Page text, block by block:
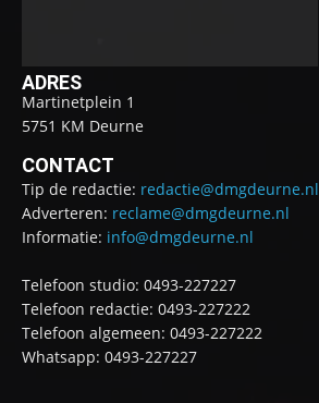
ADRES
Martinetplein 1
5751 KM Deurne
CONTACT
Tip de redactie: redactie@dmgdeurne.nl
Adverteren: reclame@dmgdeurne.nl
Informatie: info@dmgdeurne.nl
Telefoon studio: 0493-227227
Telefoon redactie: 0493-227222
Telefoon algemeen: 0493-227222
Whatsapp: 0493-227227